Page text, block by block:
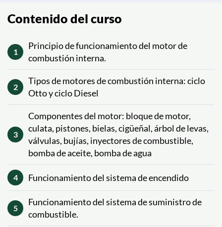
Contenido del curso
1
Principio de funcionamiento del motor de
combustión interna.
2
Tipos de motores de combustión interna: ciclo
Otto y ciclo Diesel
3
Componentes del motor: bloque de motor,
culata, pistones, bielas, cigüeñal, árbol de levas,
válvulas, bujías, inyectores de combustible,
bomba de aceite, bomba de agua
4 Funcionamiento del sistema de encendido
5
Funcionamiento del sistema de suministro de
combustible.